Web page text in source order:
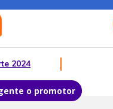
2024
o promotor
Menu